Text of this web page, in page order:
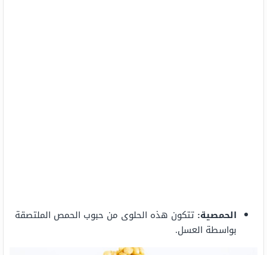
الحمصية: تتكون هذه الحلوى من حبوب الحمص الملتصقة
بواسطة العسل.